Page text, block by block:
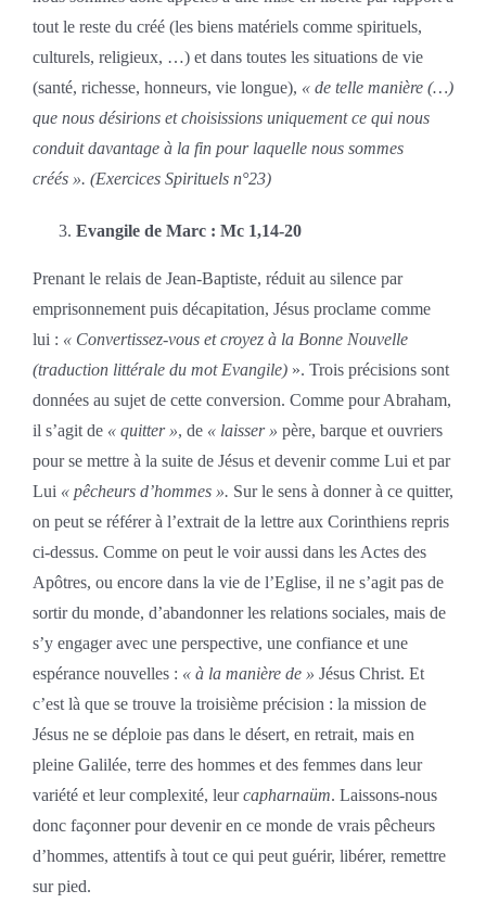
tout le reste du créé (les biens matériels comme spirituels,
culturels, religieux, …) et dans toutes les situations de vie
(santé, richesse, honneurs, vie longue), « de telle manière (…)
que nous désirions et choisissions uniquement ce qui nous
conduit davantage à la fin pour laquelle nous sommes
créés ». (Exercices Spirituels n°23)
Evangile de Marc : Mc 1,14-20
Prenant le relais de Jean-Baptiste, réduit au silence par
emprisonnement puis décapitation, Jésus proclame comme
lui : « Convertissez-vous et croyez à la Bonne Nouvelle
(traduction littérale du mot Evangile)». Trois précisions sont
données au sujet de cette conversion. Comme pour Abraham,
il s’agit de « quitter », de « laisser » père, barque et ouvriers
pour se mettre à la suite de Jésus et devenir comme Lui et par
Lui « pêcheurs d’hommes ». Sur le sens à donner à ce quitter,
on peut se référer à l’extrait de la lettre aux Corinthiens repris
ci-dessus. Comme on peut le voir aussi dans les Actes des
Apôtres, ou encore dans la vie de l’Eglise, il ne s’agit pas de
sortir du monde, d’abandonner les relations sociales, mais de
s’y engager avec une perspective, une confiance et une
espérance nouvelles : « à la manière de » Jésus Christ. Et
c’est là que se trouve la troisième précision : la mission de
Jésus ne se déploie pas dans le désert, en retrait, mais en
pleine Galilée, terre des hommes et des femmes dans leur
variété et leur complexité, leurcapharnaüm. Laissons-nous
donc façonner pour devenir en ce monde de vrais pêcheurs
d’hommes, attentifs à tout ce qui peut guérir, libérer, remettre
sur pied.